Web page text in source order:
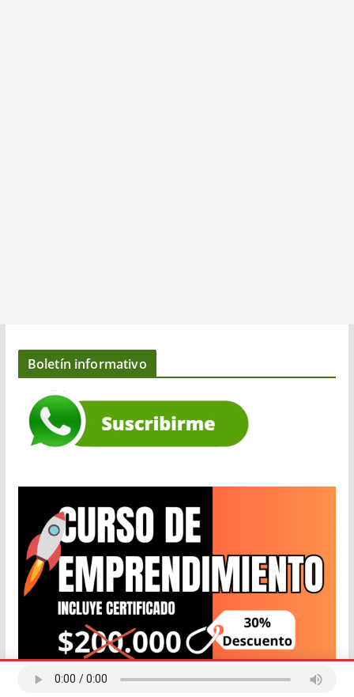
Boletín informativo